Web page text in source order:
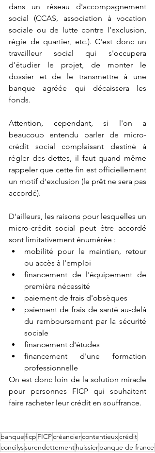
dans un réseau d'accompagnement
social (CCAS, association à vocation
sociale ou de lutte contre l'exclusion,
régie de quartier, etc.). C'est donc un
travailleur social qui s'occupera
d'étudier le projet, de monter le
dossier et de le transmettre à une
banque agréée qui décaissera les
fonds.
Attention, cependant, si l'on a
beaucoup entendu parler de micro-
crédit social complaisant destiné à
régler des dettes, il faut quand même
rappeler que cette fin est officiellement
un motif d'exclusion (le prêt ne sera pas
accordé).
D'ailleurs, les raisons pour lesquelles un
micro-crédit social peut être accordé
sont limitativement énumérée :
mobilité pour le maintien, retour
ou accès à l'emploi
financement de l'équipement de
première nécessité
paiement de frais d'obsèques
paiement de frais de santé au-delà
du remboursement par la sécurité
sociale
financement d'études
financement d'une formation
professionnelle
On est donc loin de la solution miracle
pour personnes FICP qui souhaitent
faire racheter leur crédit en souffrance.
banqueficp FICPcréanciercontentieuxcrédit
concilyssurendettementhuissierbanque de france